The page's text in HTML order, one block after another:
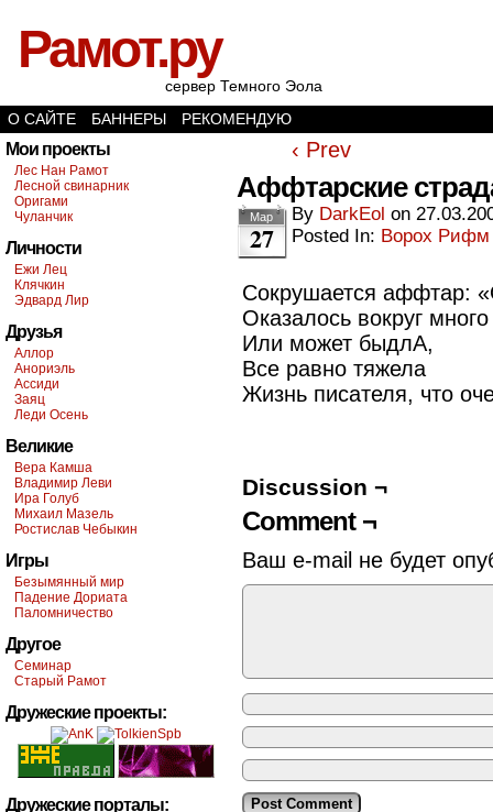
Рамот.ру
сервер Темного Эола
О САЙТЕ
БАННЕРЫ РЕКОМЕНДУЮ
Мои проекты
Лес Нан Рамот
Лесной свинарник
Оригами
Чуланчик
Личности
Ежи Лец
Клячкин
Эдвард Лир
Друзья
Аллор
Анориэль
Ассиди
Заяц
Леди Осень
Великие
Вера Камша
Владимир Леви
Ира Голуб
Михаил Мазель
Ростислав Чебыкин
Игры
Безымянный мир
Падение Дориата
Паломничество
Другое
Семинар
Старый Рамот
Дружеские проекты:
Дружеские порталы:
‹ Prev
Аффтарские
Мар
27
By DarkEol on
Posted In: Ворох Рифм
Сокрушается аффтар:
Оказалось вокруг
Или может быдлА,
Все равно тяжела
Жизнь писателя, что
Discussion ¬
Comment ¬
Ваш e-mail не будет